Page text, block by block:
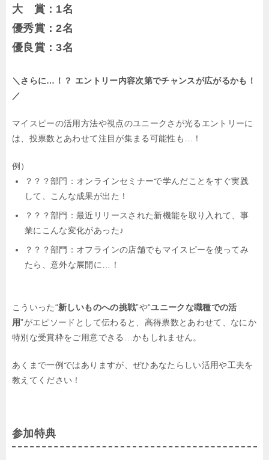
大 賞：1名
優秀賞：2名
優良賞：3名
＼さらに…！？ エントリー内容次第でチャンスが広がるかも！
／
マイスピーの活用方法や視点のユニークさが光るエントリーに
は、投票数とあわせて注目が集まる可能性も…！
例）
？？？部門：オンラインセミナーで学んだことをすぐ実践
して、こんな成果が出た！
？？？部門：最近リリースされた新機能を取り入れて、事
業にこんな変化があった♪
？？？部門：オフラインの店舗でもマイスピーを使ってみ
たら、意外な展開に…！
こういった“新しいものへの挑戦”や“ユニークな職種での活
用”がエピソードとして伝わると、高得票数とあわせて、なにか
特別な受賞枠をご用意できる…かもしれません。
あくまで一例ではありますが、ぜひあなたらしい活用や工夫を
教えてください！
参加特典